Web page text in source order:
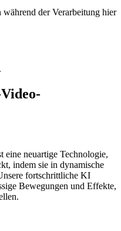
der Verarbeitung hier
neuartige Technologie,
indem sie in dynamische
fortschrittliche KI
Bewegungen und Effekte,